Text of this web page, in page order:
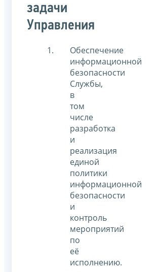
задачи
Управления
Обеспечение
информационной
безопасности
Службы,
в
том
числе
разработка
и
реализация
единой
политики
информационной
безопасности
и
контроль
мероприятий
по
её
исполнению.